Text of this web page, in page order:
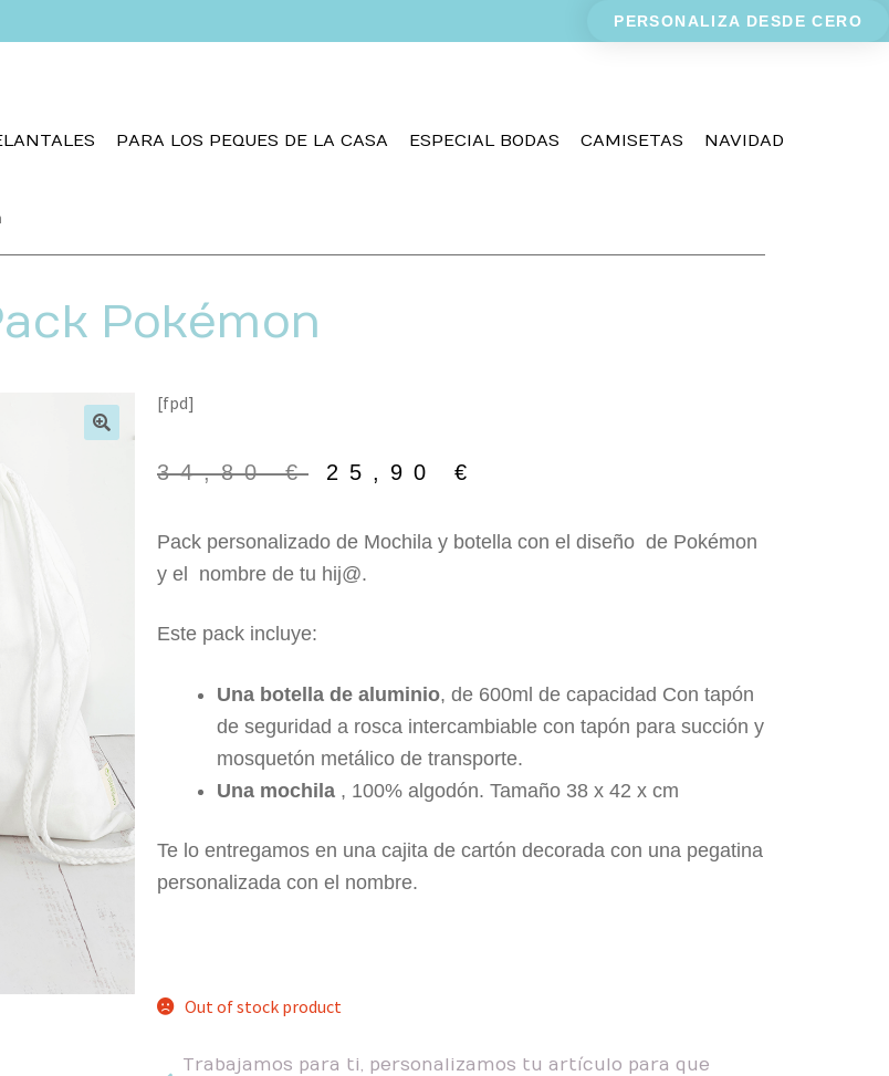
PERSONALIZA DESDE CERO
PARA LOS PEQUES DE LA CASA ESPECIAL BODAS CAMISETAS NAVIDAD
Pokémon
[fpd]
34,80€ 25,90 €
Pack personalizado de Mochila y botella con el diseño de Pokémon
y el nombre de tu hij@.
Este pack incluye:
Una botella de aluminio, de 600ml de capacidad Con tapón
de seguridad a rosca intercambiable con tapón para succión y
mosquetón metálico de transporte.
Una mochila , 100% algodón. Tamaño 38 x 42 x cm
Te lo entregamos en una cajita de cartón decorada con una pegatina
personalizada con el nombre.
Out of stock product
Trabajamos para ti, personalizamos tu artículo para que